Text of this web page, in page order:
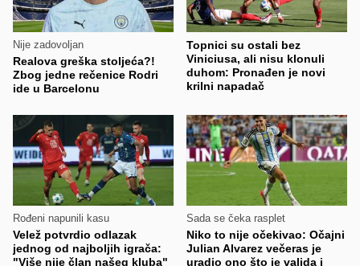
Nije zadovoljan
Realova greška stoljeća?!
Zbog jedne rečenice Rodri
ide u Barcelonu
Topnici su ostali bez
Viniciusa, ali nisu klonuli
duhom: Pronađen je novi
krilni napadač
Rođeni napunili kasu
Velež potvrdio odlazak
jednog od najboljih igrača:
"Više nije član našeg kluba"
Sada se čeka rasplet
Niko to nije očekivao: Očajni
Julian Alvarez večeras je
uradio ono što je valjda i